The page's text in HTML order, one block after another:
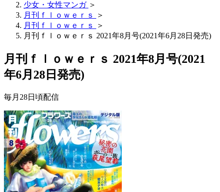
少女・女性マンガ ＞
月刊ｆｌｏｗｅｒｓ
＞
月刊ｆｌｏｗｅｒｓ
＞
月刊ｆｌｏｗｅｒｓ 2021年8月号(2021年6月28日発売)
月刊ｆｌｏｗｅｒｓ 2021年8月号(2021
年6月28日発売)
毎月28日頃配信